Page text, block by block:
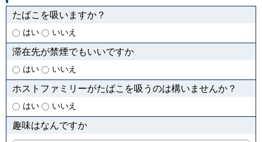
たばこを吸いますか？
はい いいえ
滞在先が禁煙でもいいですか
はい いいえ
ホストファミリーがたばこを吸うのは構いませんか？
はい いいえ
趣味はなんですか